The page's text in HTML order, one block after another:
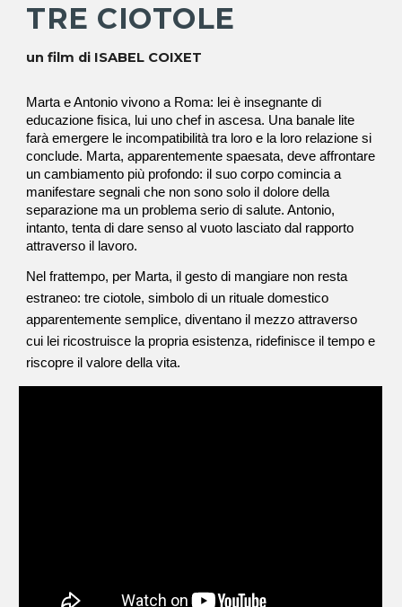
TRE CIOTOLE
un film di ISABEL COIXET
Marta e Antonio vivono a Roma: lei è insegnante di
educazione fisica, lui uno chef in ascesa. Una banale lite
farà emergere le incompatibilità tra loro e la loro relazione si
conclude. Marta, apparentemente spaesata, deve affrontare
un cambiamento più profondo: il suo corpo comincia a
manifestare segnali che non sono solo il dolore della
separazione ma un problema serio di salute. Antonio,
intanto, tenta di dare senso al vuoto lasciato dal rapporto
attraverso il lavoro.
Nel frattempo, per Marta, il gesto di mangiare non resta
estraneo: tre ciotole, simbolo di un rituale domestico
apparentemente semplice, diventano il mezzo attraverso
cui lei ricostruisce la propria esistenza, ridefinisce il tempo e
riscopre il valore della vita.